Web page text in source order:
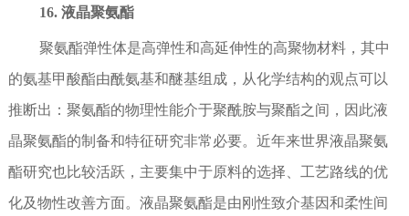
16. 液晶聚氨酯
聚氨酯弹性体是高弹性和高延伸性的高聚物材料，其中
的氨基甲酸酯由酰氨基和醚基组成，从化学结构的观点可以
推断出：聚氨酯的物理性能介于聚酰胺与聚酯之间，因此液
晶聚氨酯的制备和特征研究非常必要。近年来世界液晶聚氨
酯研究也比较活跃，主要集中于原料的选择、工艺路线的优
化及物性改善方面。液晶聚氨酯是由刚性致介基因和柔性间